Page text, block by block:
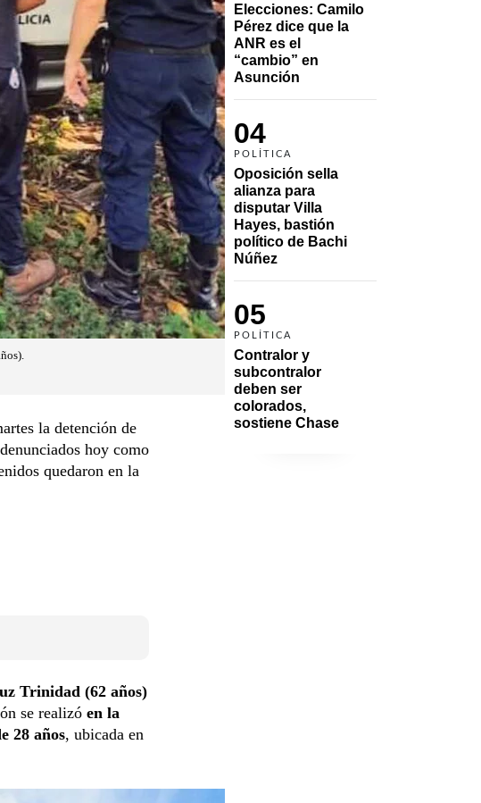
Elecciones: Camilo
Pérez dice que la
ANR es el
“cambio” en
Asunción
04
POLÍTICA
Oposición sella
alianza para
disputar Villa
Hayes, bastión
político de Bachi
Núñez
05
POLÍTICA
Contralor y
subcontralor
deben ser
colorados,
sostiene Chase
la detención de
hoy como
quedaron en la
Trinidad (62 años)
se realizó en la
28 años, ubicada en